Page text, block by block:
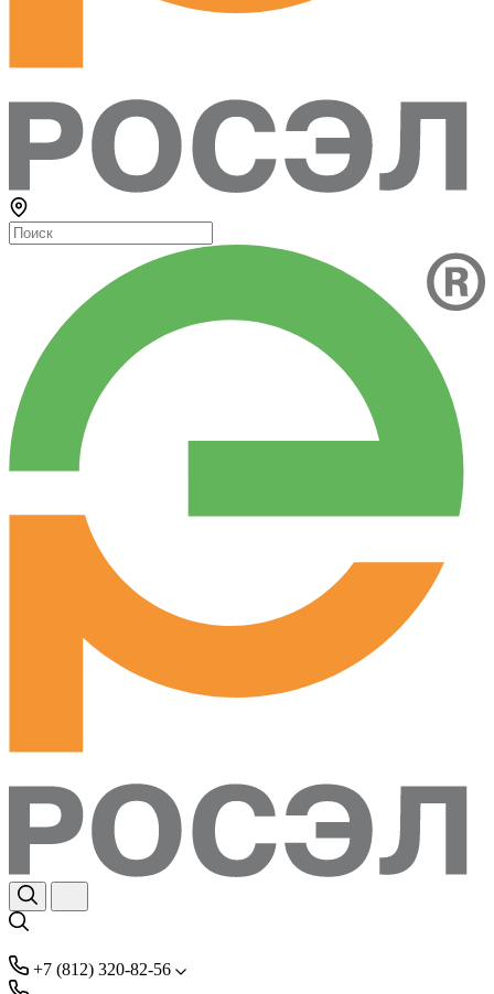
+7 (812) 320-82-56